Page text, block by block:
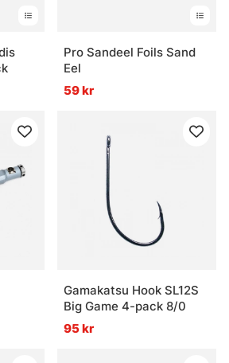
material?
Pro Sandeel Foils Sand
Eel
59 kr
Gamakatsu Hook SL12S
Big Game 4-pack 8/0
95 kr